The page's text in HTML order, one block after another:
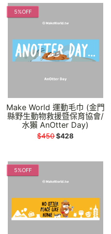
5%OFF
Make World 運動毛巾 (金門
縣野生動物救援暨保育協會/
水獺 AnOtter Day)
$450$428
5%OFF